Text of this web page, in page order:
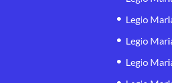
Legio
Legio
Legio